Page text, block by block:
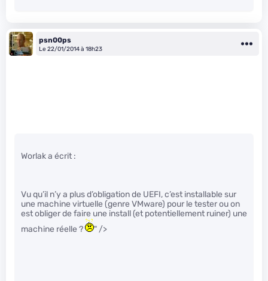
psn00ps
Le 22/01/2014 à 18h23
Worlak a écrit :
Vu qu’il n’y a plus d’obligation de UEFI, c’est installable sur
une machine virtuelle (genre VMware) pour le tester ou on
est obliger de faire une install (et potentiellement ruiner) une
machine réelle ?
" />